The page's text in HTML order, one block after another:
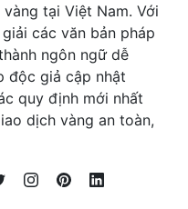
tại Việt Nam. Với
các văn bản pháp
ngôn ngữ dễ
độc giả cập nhật
quy định mới nhất
dịch vàng an toàn,